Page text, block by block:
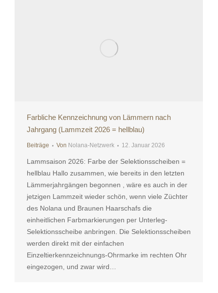
Farbliche Kennzeichnung von Lämmern nach
Jahrgang (Lammzeit 2026 = hellblau)
Beiträge Von Nolana-Netzwerk 12. Januar 2026
Lammsaison 2026: Farbe der Selektionsscheiben =
hellblau Hallo zusammen, wie bereits in den letzten
Lämmerjahrgängen begonnen , wäre es auch in der
jetzigen Lammzeit wieder schön, wenn viele Züchter
des Nolana und Braunen Haarschafs die
einheitlichen Farbmarkierungen per Unterleg-
Selektionsscheibe anbringen. Die Selektionsscheiben
werden direkt mit der einfachen
Einzeltierkennzeichnungs-Ohrmarke im rechten Ohr
eingezogen, und zwar wird…